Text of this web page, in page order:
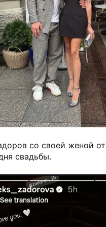
со своей женой
свадьбы.